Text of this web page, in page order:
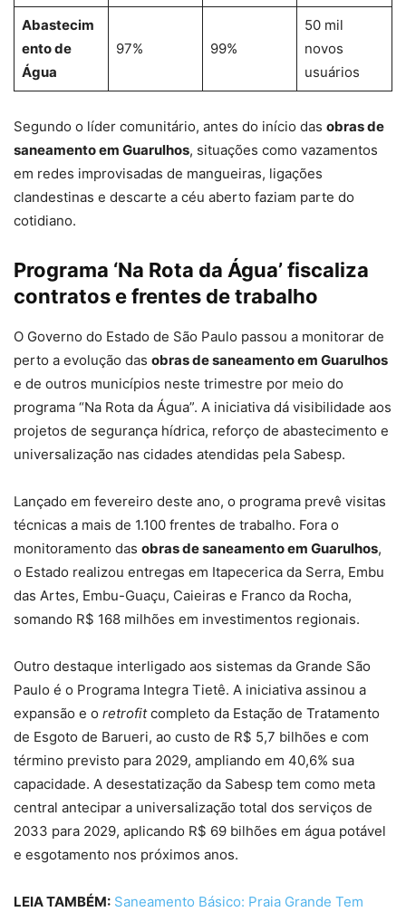
Abastecim
ento de
Água
97% 99%
50 mil
novos
usuários
Segundo o líder comunitário, antes do início das obras de
saneamento em Guarulhos, situações como vazamentos
em redes improvisadas de mangueiras, ligações
clandestinas e descarte a céu aberto faziam parte do
cotidiano.
Programa ‘Na Rota da Água’ fiscaliza
contratos e frentes de trabalho
O Governo do Estado de São Paulo passou a monitorar de
perto a evolução das obras de saneamento em Guarulhos
e de outros municípios neste trimestre por meio do
programa “Na Rota da Água”. A iniciativa dá visibilidade aos
projetos de segurança hídrica, reforço de abastecimento e
universalização nas cidades atendidas pela Sabesp.
Lançado em fevereiro deste ano, o programa prevê visitas
técnicas a mais de 1.100 frentes de trabalho. Fora o
monitoramento das obras de saneamento em Guarulhos,
o Estado realizou entregas em Itapecerica da Serra, Embu
das Artes, Embu-Guaçu, Caieiras e Franco da Rocha,
somando R$ 168 milhões em investimentos regionais.
Outro destaque interligado aos sistemas da Grande São
Paulo é o Programa Integra Tietê. A iniciativa assinou a
expansão e o retrofitcompleto da Estação de Tratamento
de Esgoto de Barueri, ao custo de R$ 5,7 bilhões e com
término previsto para 2029, ampliando em 40,6% sua
capacidade. A desestatização da Sabesp tem como meta
central antecipar a universalização total dos serviços de
2033 para 2029, aplicando R$ 69 bilhões em água potável
e esgotamento nos próximos anos.
LEIA TAMBÉM: Saneamento Básico: Praia Grande Tem